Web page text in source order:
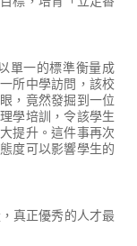
一的標準衡量成
所中學訪問，該校
，竟然發掘到一位
學培訓，令該學生
提升。這件事再次
度可以影響學生的
正優秀的人才最